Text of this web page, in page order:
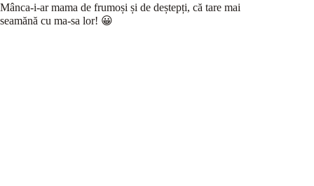
Mânca-i-ar mama de frumoși și de deștepți, că tare mai
seamănă cu ma-sa lor! 😀